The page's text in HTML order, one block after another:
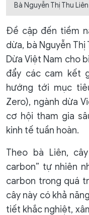
Bà Nguyễn Thị Thu
Đề cập đến tiềm
dừa, bà Nguyễn
Dừa Việt Nam cho
đẩy các cam kết
hướng tới mục
Zero), ngành dừa
cơ hội tham gia
kinh tế tuần hoàn.
Theo bà Liên,
carbon” tự nhiên
carbon trong quá
cây này có khả
tiết khắc nghiệt,